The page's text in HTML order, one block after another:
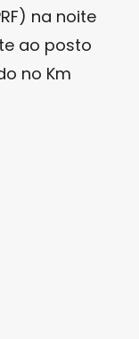
na noite
ao posto
no Km